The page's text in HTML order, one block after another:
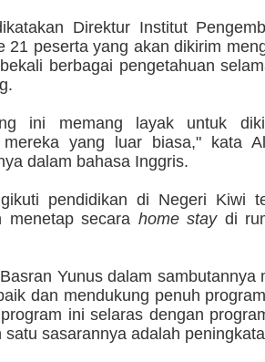
Direktur Institut
21 peserta yang akan dikirim
berbagai pengetahuan
ini memang layak untuk
mereka yang luar biasa," kata
dalam bahasa Inggris.
pendidikan di Negeri Kiwi
menetap secara home staydi
Yunus dalam sambutannya
dan mendukung penuh
ini selaras dengan
satu sasarannya adalah